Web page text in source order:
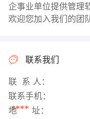
企事业单位提供管理
欢迎您加入我们的团
联系我们
联 系 人：
联系手机：
****
地 址：